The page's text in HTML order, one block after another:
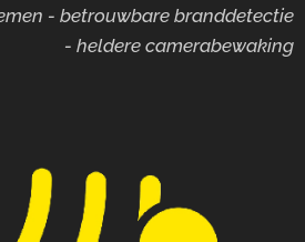
- betrouwbare branddetectie
- heldere camerabewaking